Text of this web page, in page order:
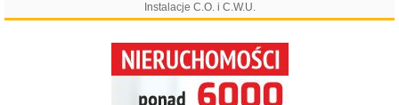
Instalacje C.O. i C.W.U.